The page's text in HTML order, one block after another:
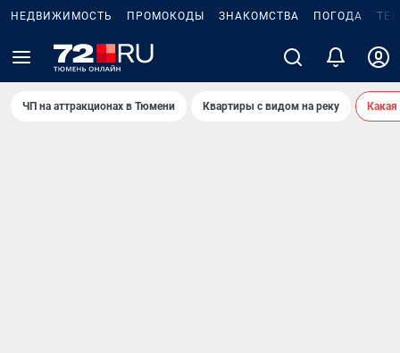
НЕДВИЖИМОСТЬ ПРОМОКОДЫ ЗНАКОМСТВА ПОГОДА
ЧП на аттракционах в Тюмени Квартиры с видом на реку